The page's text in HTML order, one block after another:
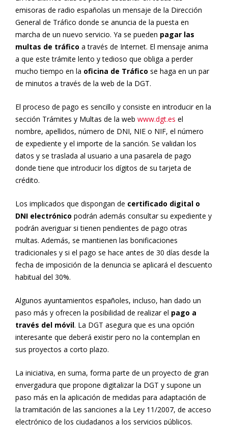
emisoras de radio españolas un mensaje de la Dirección
General de Tráfico donde se anuncia de la puesta en
marcha de un nuevo servicio. Ya se pueden pagar las
multas de tráfico a través de Internet. El mensaje anima
a que este trámite lento y tedioso que obliga a perder
mucho tiempo en la oficina de Tráfico se haga en un par
de minutos a través de la web de la DGT.
El proceso de pago es sencillo y consiste en introducir en la
sección Trámites y Multas de la web www.dgt.es el
nombre, apellidos, número de DNI, NIE o NIF, el número
de expediente y el importe de la sanción. Se validan los
datos y se traslada al usuario a una pasarela de pago
donde tiene que introducir los dígitos de su tarjeta de
crédito.
Los implicados que dispongan de certificado digital o
DNI electrónico podrán además consultar su expediente y
podrán averiguar si tienen pendientes de pago otras
multas. Además, se mantienen las bonificaciones
tradicionales y si el pago se hace antes de 30 días desde la
fecha de imposición de la denuncia se aplicará el descuento
habitual del 30%.
Algunos ayuntamientos españoles, incluso, han dado un
paso más y ofrecen la posibilidad de realizar el pago a
través del móvil. La DGT asegura que es una opción
interesante que deberá existir pero no la contemplan en
sus proyectos a corto plazo.
La iniciativa, en suma, forma parte de un proyecto de gran
envergadura que propone digitalizar la DGT y supone un
paso más en la aplicación de medidas para adaptación de
la tramitación de las sanciones a la Ley 11/2007, de acceso
electrónico de los ciudadanos a los servicios públicos.